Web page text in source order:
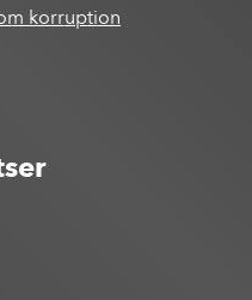
korruption